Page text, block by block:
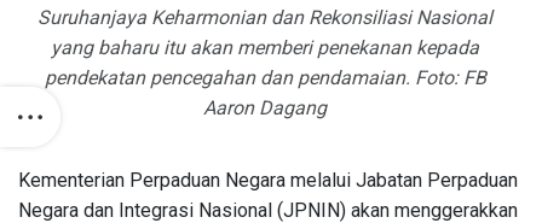
Suruhanjaya Keharmonian dan Rekonsiliasi Nasional
yang baharu itu akan memberi penekanan kepada
pendekatan pencegahan dan pendamaian. Foto: FB
Aaron Dagang
Kementerian Perpaduan Negara melalui Jabatan Perpaduan
Negara dan Integrasi Nasional (JPNIN) akan menggerakkan